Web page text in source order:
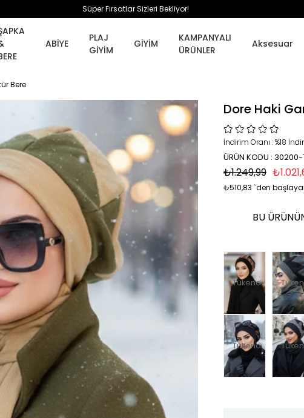
Süper Fırsatlar Sizleri Bekliyor!
ABİYE
PLAJ
GİYİM
GİYİM
KAMPANYALI
ÜRÜNLER
Aksesuar
Bere
Dore Haki
İndirim Oranı :%18
ÜRÜN KODU :
₺1.249,99
₺510,83 `den
BU
Tükendi
Tükendi